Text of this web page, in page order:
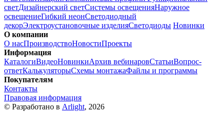
светДизайнерский светСистемы освещенияНаружное
освещениеГибкий неонСветодиодный
декорЭлектроустановочные изделияСветодиоды Новинки
О компании
О насПроизводствоНовостиПроекты
Информация
КаталогиВидеоНовинкиАрхив вебинаровСтатьиВопрос-
ответКалькуляторыСхемы монтажаФайлы и программы
Покупателям
Контакты
Правовая информация
© Разработано в Arlight, 2026